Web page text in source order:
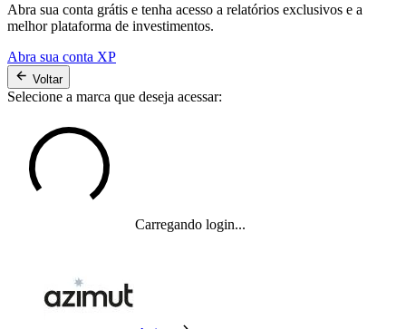
Abra sua conta grátis e tenha acesso a relatórios exclusivos e a
melhor plataforma de investimentos.
Abra sua conta XP
Voltar
Selecione a marca que deseja acessar:
Carregando login...